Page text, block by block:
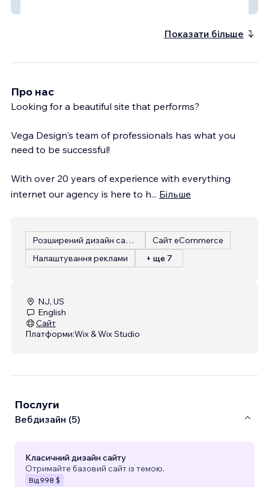
Показати більше
Про нас
Looking for a beautiful site that performs?
Vega Design's team of professionals has what you
need to be successful!
With over 20 years of experience with everything
internet our agency is here to h... Більше
Розширений дизайн сайту
Сайт eCommerce
Налаштування реклами
+ ще 7
NJ, US
English
Сайт
Платформи:Wix & Wix Studio
Послуги
Вебдизайн (5)
Класичний дизайн сайту
Отримайте базовий сайт із темою.
Від 998 $